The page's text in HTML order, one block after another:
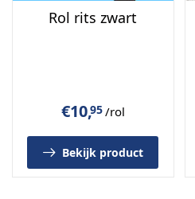
Rol rits zwart
€10,95/rol
Bekijk product